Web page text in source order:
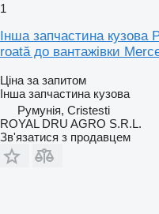
1
Інша запчастина кузова
roată до вантажівки
Ціна за запитом
Інша запчастина кузова
Румунія, Cristesti
ROYAL DRU AGRO S.R.L.
Зв'язатися з продавцем